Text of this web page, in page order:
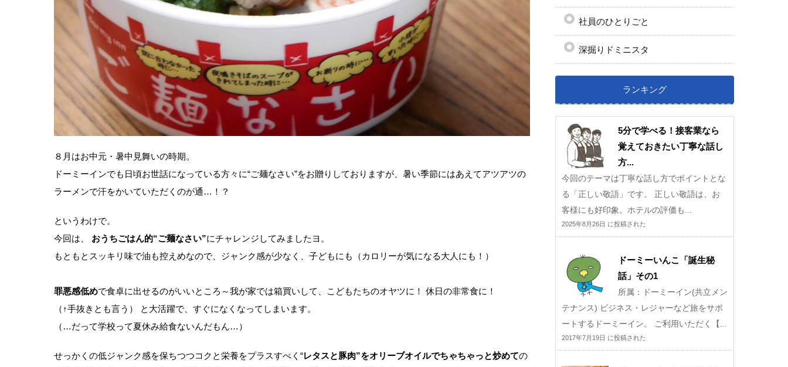
８月はお中元・暑中見舞いの時期。
ドーミーインでも日頃お世話になっている方々に“ご麺なさい”をお贈りしておりますが、暑い季節にはあえてアツアツの
ラーメンで汗をかいていただくのが通…！？
というわけで。
今回は、 おうちごはん的“ご麺なさい”にチャレンジしてみましたヨ。
もともとスッキリ味で油も控えめなので、ジャンク感が少なく、子どもにも（カロリーが気になる大人にも！）
罪悪感低めで食卓に出せるのがいいところ～我が家では箱買いして、こどもたちのオヤツに！ 休日の非常食に！
（↑手抜きとも言う） と大活躍で、すぐになくなってしまいます。
（…だって学校って夏休み給食ないんだもん…）
せっかくの低ジャンク感を保ちつつコクと栄養をプラスすべく“レタスと豚肉”をオリーブオイルでちゃちゃっと炒めての
社員のひとりごと
深掘りドミニスタ
ランキング
5分で学べる！接客業なら
覚えておきたい丁寧な話し
方...
今回のテーマは丁寧な話し方でポイントとな
る「正しい敬語」です。 正しい敬語は、お
客様にも好印象。ホテルの評価も...
2025年8月26日 に投稿された
ドーミーいんこ「誕生秘
話」その1
所属：ドーミーイン(共立メン
テナンス) ビジネス・レジャーなど旅をサポ
ートするドーミーイン。 ご利用いただく【...
2017年7月19日 に投稿された